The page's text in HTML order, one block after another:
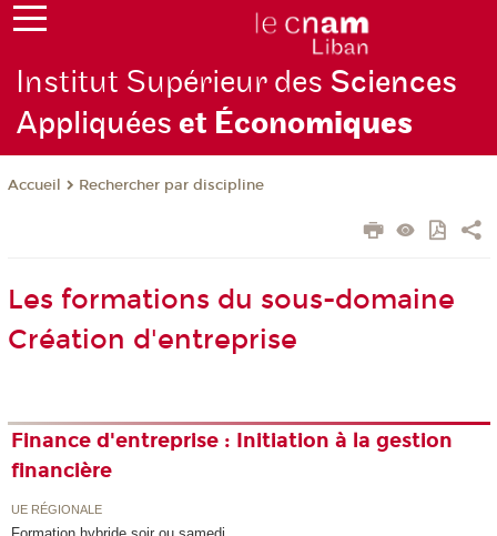
Institut Supérieur des Sciences
Appliquéeset Économiques
Accueil Rechercher par discipline
Les formations du sous-domaine
Création d'entreprise
Finance d'entreprise : Initiation à la gestion
financière
UE RÉGIONALE